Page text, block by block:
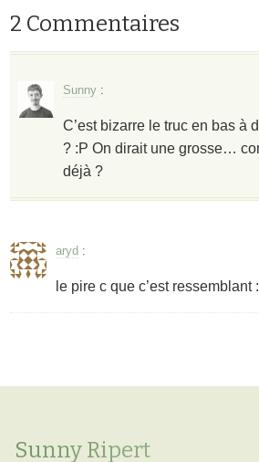
2 Commentaires
Sunny :
C’est bizarre le truc en bas à
? :P On dirait une grosse…
déjà ?
aryd :
le pire c que c’est ressemblant
Sunny Ripert